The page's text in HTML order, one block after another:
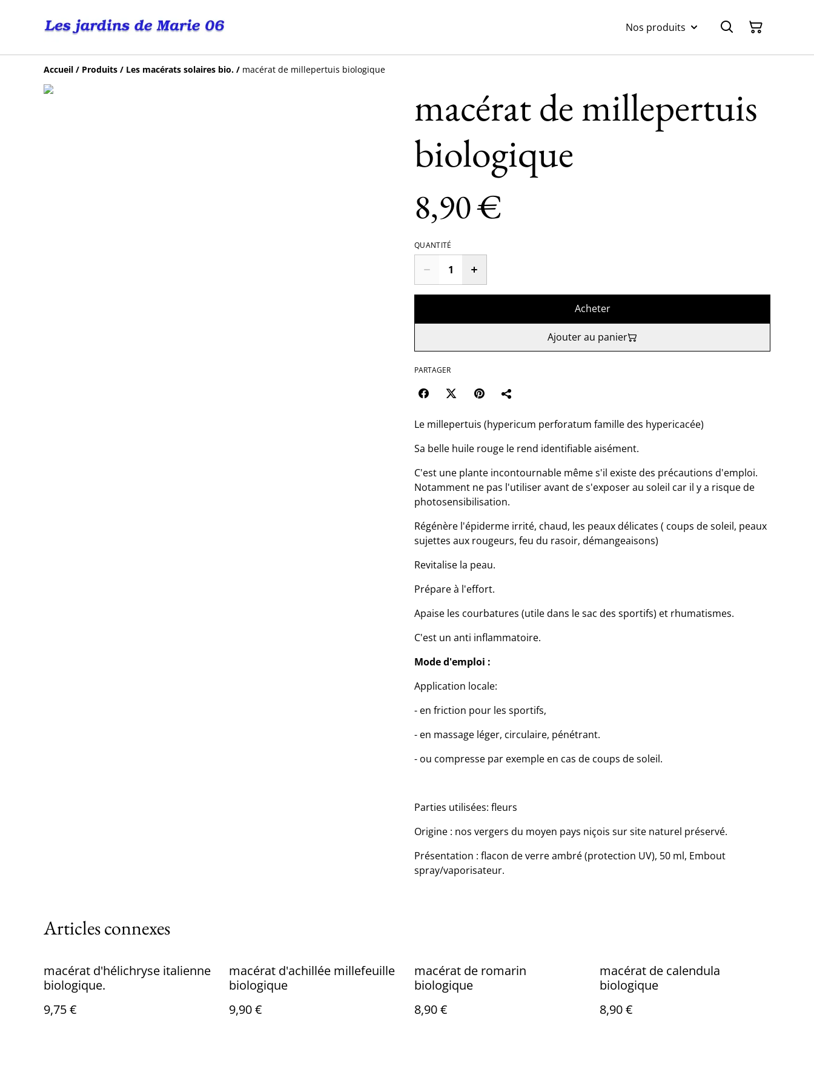
Nos produits
Accueil / Produits / Les macérats solaires bio. / macérat de millepertuis biologique
macérat de millepertuis
biologique
8,90 €
QUANTITÉ
Acheter
Ajouter au panier
PARTAGER
Le millepertuis (hypericum perforatum famille des hypericacée)
Sa belle huile rouge le rend identifiable aisément.
C'est une plante incontournable même s'il existe des précautions d'emploi.
Notamment ne pas l'utiliser avant de s'exposer au soleil car il y a risque de
photosensibilisation.
Régénère l'épiderme irrité, chaud, les peaux délicates ( coups de soleil, peaux
sujettes aux rougeurs, feu du rasoir, démangeaisons)
Revitalise la peau.
Prépare à l'effort.
Apaise les courbatures (utile dans le sac des sportifs) et rhumatismes.
C'est un anti inflammatoire.
Mode d'emploi :
Application locale:
- en friction pour les sportifs,
- en massage léger, circulaire, pénétrant.
- ou compresse par exemple en cas de coups de soleil.
Parties utilisées: fleurs
Origine : nos vergers du moyen pays niçois sur site naturel préservé.
Présentation : flacon de verre ambré (protection UV), 50 ml, Embout
spray/vaporisateur.
Articles connexes
macérat d'hélichryse italienne
biologique.
9,75 €
macérat d'achillée millefeuille
biologique
9,90 €
macérat de romarin
biologique
8,90 €
macérat de calendula
biologique
8,90 €